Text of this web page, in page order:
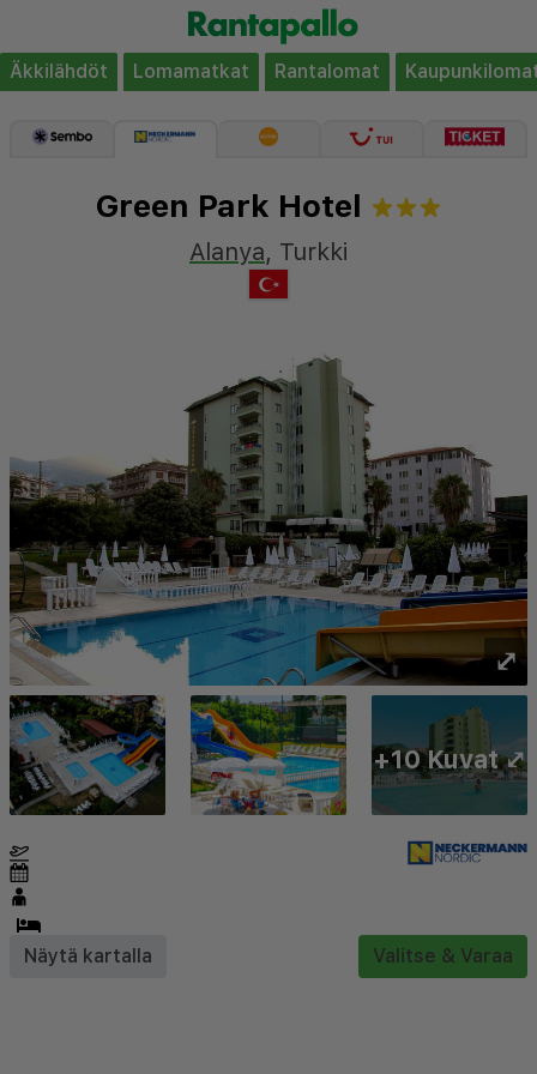
Äkkilähdöt Lomamatkat Rantalomat
Green Park Hotel
Alanya, Turkki
⤢
Näytä kartalla Valitse & Varaa
+10 Kuvat ⤢